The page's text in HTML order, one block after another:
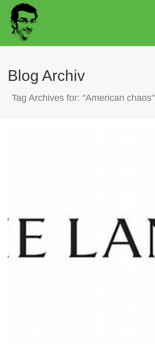
Blog Archiv
Tag Archives for: "American chaos"